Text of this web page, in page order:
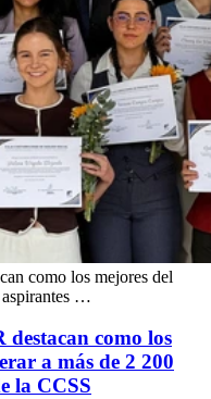
como los mejores del
aspirantes …
destacan como los
a más de 2 200
la CCSS